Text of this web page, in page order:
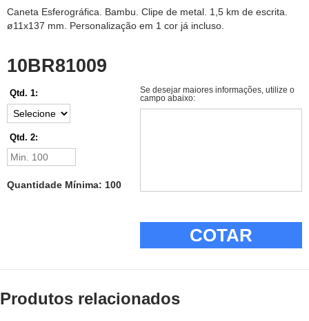
Caneta Esferográfica. Bambu. Clipe de metal. 1,5 km de escrita.
ø11x137 mm. Personalização em 1 cor já incluso.
10BR81009
Qtd. 1:
Qtd. 2:
Quantidade Mínima: 100
Se desejar maiores informações, utilize o
campo abaixo:
COTAR
Produtos relacionados